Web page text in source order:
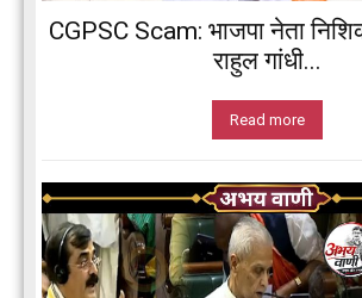
CGPSC Scam: भाजपा नेता
राहुल गांधी...
Read more